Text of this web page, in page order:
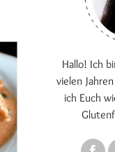
Hallo! Ich
vielen
ich Euch